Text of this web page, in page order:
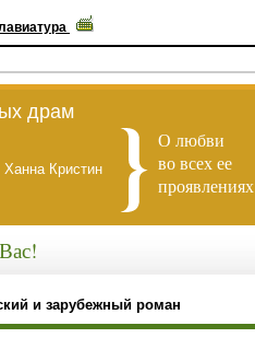
драм
Ханна Кристин
О любви
во всех ее
проявлениях
и зарубежный роман